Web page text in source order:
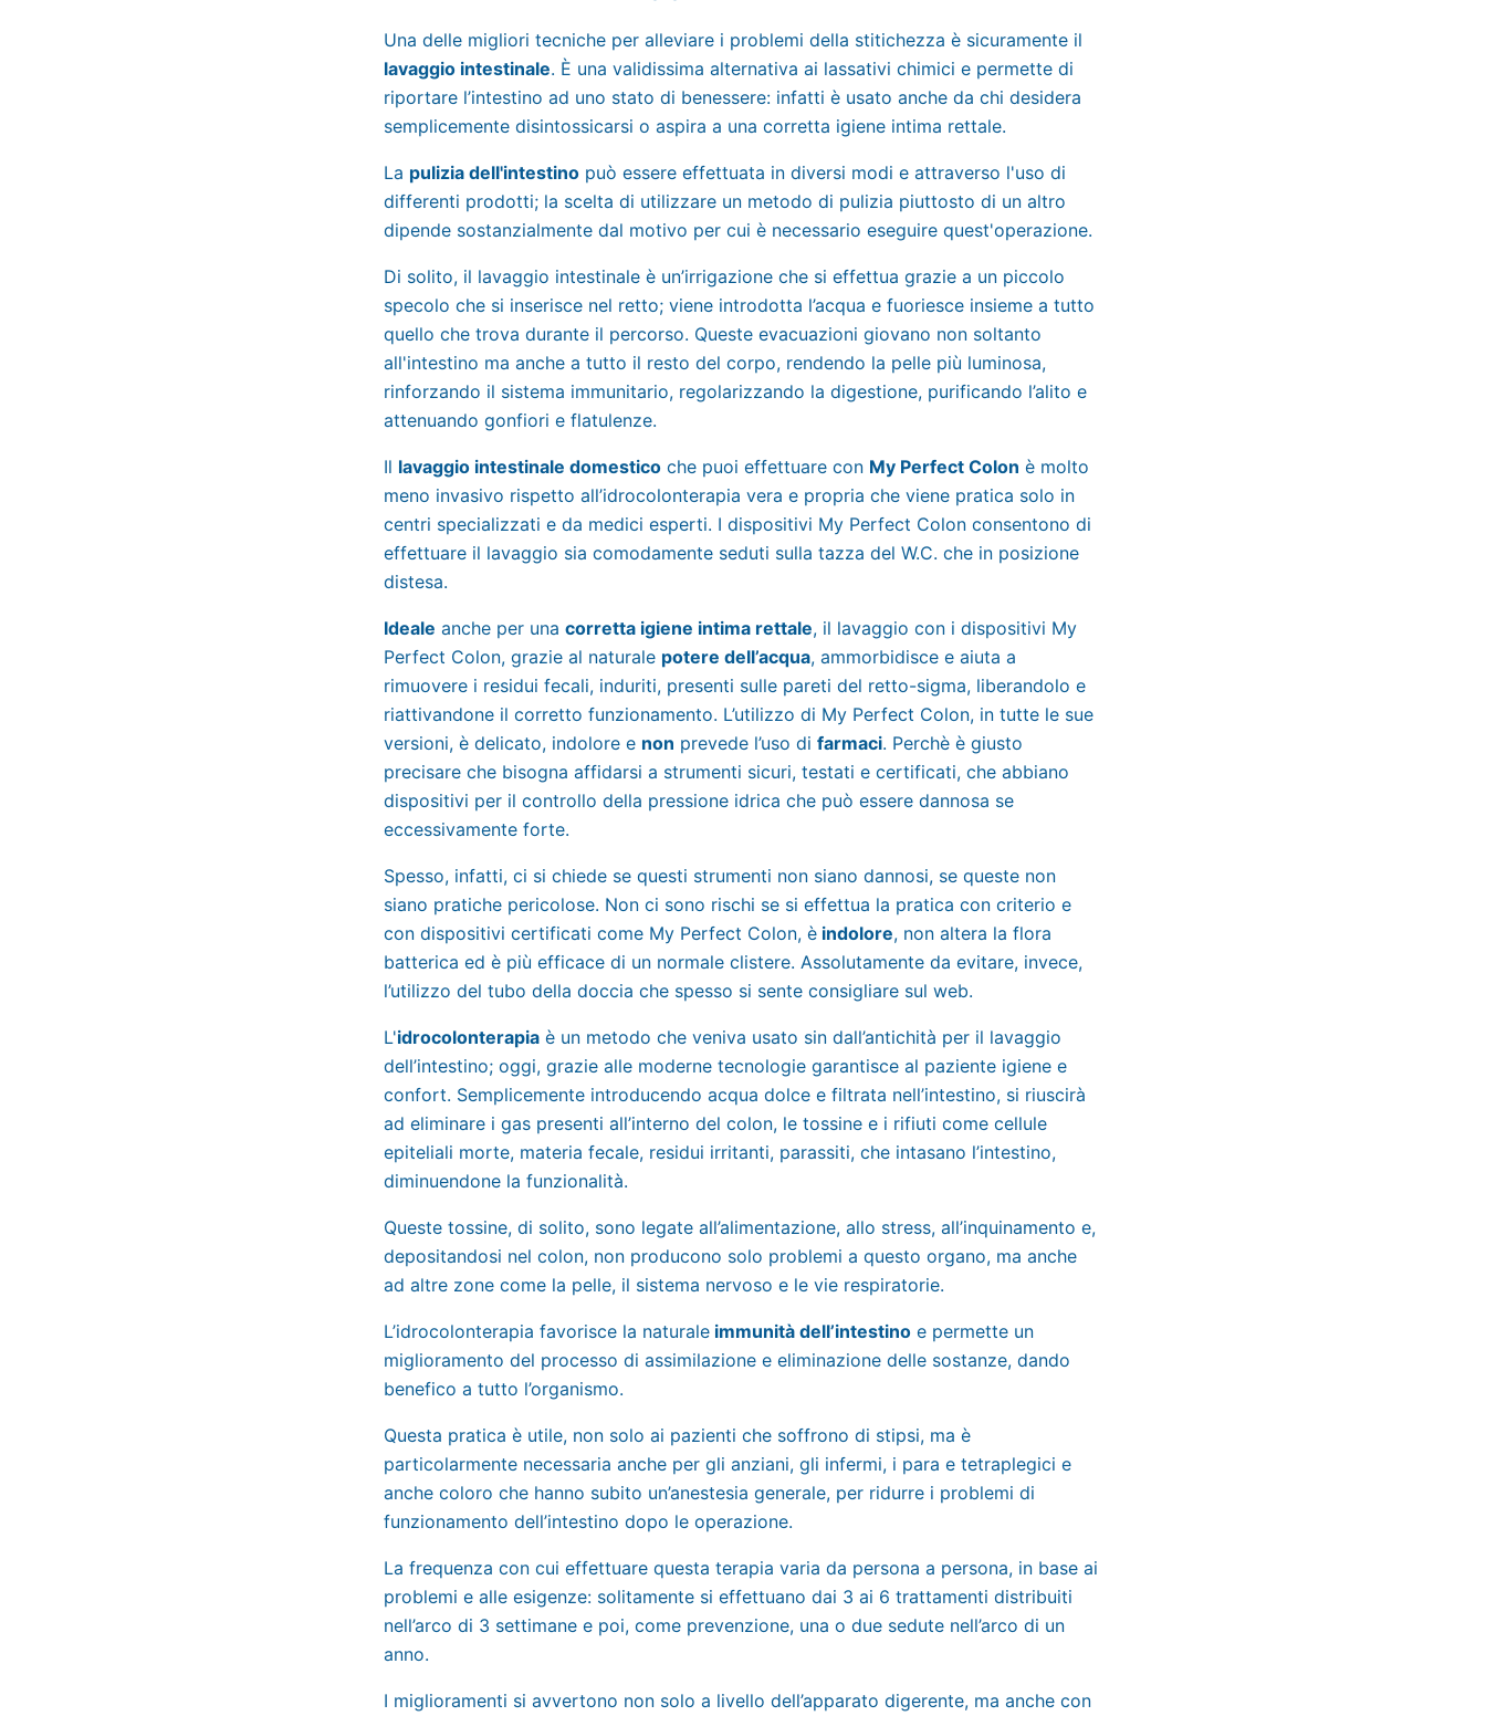
Una delle migliori tecniche per alleviare i problemi della stitichezza è sicuramente il
lavaggio intestinale. È una validissima alternativa ai lassativi chimici e permette di
riportare l’intestino ad uno stato di benessere: infatti è usato anche da chi desidera
semplicemente disintossicarsi o aspira a una corretta igiene intima rettale.
La pulizia dell'intestino può essere effettuata in diversi modi e attraverso l'uso di
differenti prodotti; la scelta di utilizzare un metodo di pulizia piuttosto di un altro
dipende sostanzialmente dal motivo per cui è necessario eseguire quest'operazione.
Di solito, il lavaggio intestinale è un’irrigazione che si effettua grazie a un piccolo
specolo che si inserisce nel retto; viene introdotta l’acqua e fuoriesce insieme a tutto
quello che trova durante il percorso. Queste evacuazioni giovano non soltanto
all'intestino ma anche a tutto il resto del corpo, rendendo la pelle più luminosa,
rinforzando il sistema immunitario, regolarizzando la digestione, purificando l’alito e
attenuando gonfiori e flatulenze.
Il lavaggio intestinale domestico che puoi effettuare con My Perfect Colon è molto
meno invasivo rispetto all’idrocolonterapia vera e propria che viene pratica solo in
centri specializzati e da medici esperti. I dispositivi My Perfect Colon consentono di
effettuare il lavaggio sia comodamente seduti sulla tazza del W.C. che in posizione
distesa.
Ideale anche per una corretta igiene intima rettale, il lavaggio con i dispositivi My
Perfect Colon, grazie al naturale potere dell’acqua, ammorbidisce e aiuta a
rimuovere i residui fecali, induriti, presenti sulle pareti del retto-sigma, liberandolo e
riattivandone il corretto funzionamento. L’utilizzo di My Perfect Colon, in tutte le sue
versioni, è delicato, indolore e non prevede l’uso di farmaci. Perchè è giusto
precisare che bisogna affidarsi a strumenti sicuri, testati e certificati, che abbiano
dispositivi per il controllo della pressione idrica che può essere dannosa se
eccessivamente forte.
Spesso, infatti, ci si chiede se questi strumenti non siano dannosi, se queste non
siano pratiche pericolose. Non ci sono rischi se si effettua la pratica con criterio e
con dispositivi certificati come My Perfect Colon, è indolore, non altera la flora
batterica ed è più efficace di un normale clistere. Assolutamente da evitare, invece,
l’utilizzo del tubo della doccia che spesso si sente consigliare sul web.
L'idrocolonterapia è un metodo che veniva usato sin dall’antichità per il lavaggio
dell’intestino; oggi, grazie alle moderne tecnologie garantisce al paziente igiene e
confort. Semplicemente introducendo acqua dolce e filtrata nell’intestino, si riuscirà
ad eliminare i gas presenti all’interno del colon, le tossine e i rifiuti come cellule
epiteliali morte, materia fecale, residui irritanti, parassiti, che intasano l’intestino,
diminuendone la funzionalità.
Queste tossine, di solito, sono legate all’alimentazione, allo stress, all’inquinamento e,
depositandosi nel colon, non producono solo problemi a questo organo, ma anche
ad altre zone come la pelle, il sistema nervoso e le vie respiratorie.
L’idrocolonterapia favorisce la naturale immunità dell’intestino e permette un
miglioramento del processo di assimilazione e eliminazione delle sostanze, dando
benefico a tutto l’organismo.
Questa pratica è utile, non solo ai pazienti che soffrono di stipsi, ma è
particolarmente necessaria anche per gli anziani, gli infermi, i para e tetraplegici e
anche coloro che hanno subito un’anestesia generale, per ridurre i problemi di
funzionamento dell’intestino dopo le operazione.
La frequenza con cui effettuare questa terapia varia da persona a persona, in base ai
problemi e alle esigenze: solitamente si effettuano dai 3 ai 6 trattamenti distribuiti
nell’arco di 3 settimane e poi, come prevenzione, una o due sedute nell’arco di un
anno.
I miglioramenti si avvertono non solo a livello dell’apparato digerente, ma anche con